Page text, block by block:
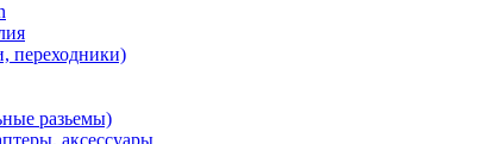
переходники)
разьемы)
аксессуары